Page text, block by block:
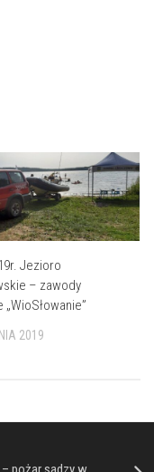
Jezioro
– zawody
2019